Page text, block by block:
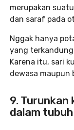
merupakan
dan saraf pada
Nggak hanya
yang terkandung
Karena itu, sari
dewasa maupun
9.
dalam tubuh